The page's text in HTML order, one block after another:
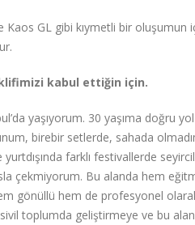
GL gibi kıymetli bir oluşumun
kabul ettiğin için.
yaşıyorum. 30 yaşıma doğru
birebir setlerde, sahada
yurtdışında farklı festivallerde
çekmiyorum. Bu alanda hem
gönüllü hem de profesyonel
sivil toplumda geliştirmeye ve bu